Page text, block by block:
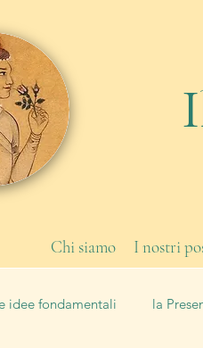
Chi siamo I nostri
idee fondamentali la